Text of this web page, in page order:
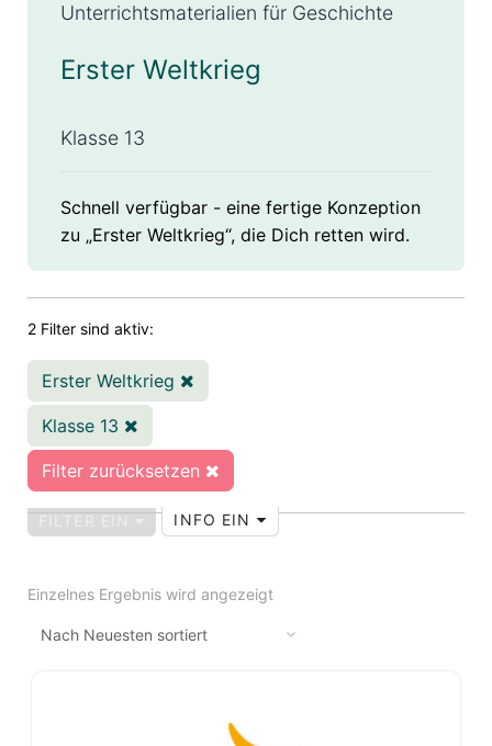
Unterrichtsmaterialien für Geschichte
Erster Weltkrieg
Klasse 13
Schnell verfügbar - eine fertige Konzeption
zu „Erster Weltkrieg“, die Dich retten wird.
2 Filter sind aktiv:
Erster Weltkrieg
Klasse 13
Filter zurücksetzen
INFO EIN
Einzelnes Ergebnis wird angezeigt